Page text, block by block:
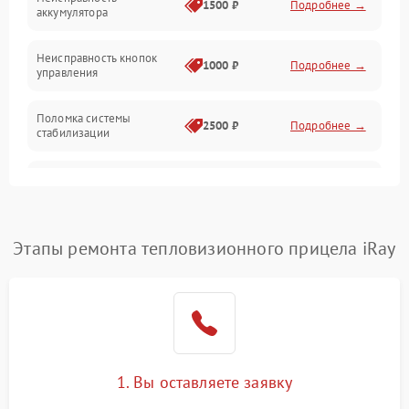
аккумулятора
1500 ₽ Подробнее →
Неисправность кнопок
управления
1000 ₽ Подробнее →
Поломка системы
стабилизации
2500 ₽ Подробнее →
Wi-Fi
1500 ₽ Подробнее →
2000 ₽
1500 ₽
Этапы ремонта тепловизионного прицела iRay
1. Вы оставляете заявку